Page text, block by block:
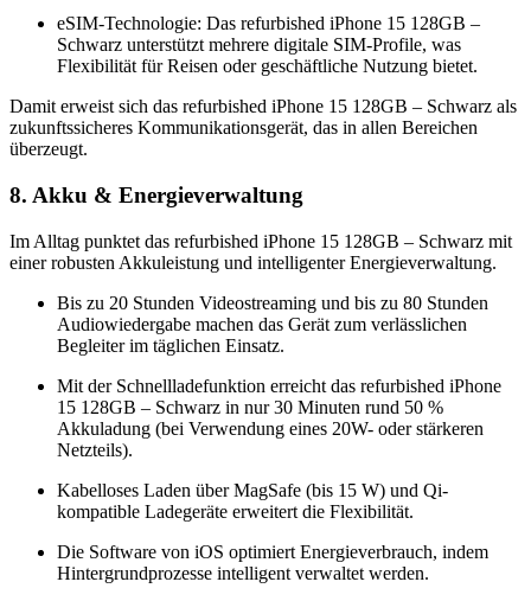
eSIM-Technologie: Das refurbished iPhone 15 128GB –
Schwarz unterstützt mehrere digitale SIM-Profile, was
Flexibilität für Reisen oder geschäftliche Nutzung bietet.
Damit erweist sich das refurbished iPhone 15 128GB – Schwarz als
zukunftssicheres Kommunikationsgerät, das in allen Bereichen
überzeugt.
8. Akku & Energieverwaltung
Im Alltag punktet das refurbished iPhone 15 128GB – Schwarz mit
einer robusten Akkuleistung und intelligenter Energieverwaltung.
Bis zu 20 Stunden Videostreaming und bis zu 80 Stunden
Audiowiedergabe machen das Gerät zum verlässlichen
Begleiter im täglichen Einsatz.
Mit der Schnellladefunktion erreicht das refurbished iPhone
15 128GB – Schwarz in nur 30 Minuten rund 50 %
Akkuladung (bei Verwendung eines 20W- oder stärkeren
Netzteils).
Kabelloses Laden über MagSafe (bis 15 W) und Qi-
kompatible Ladegeräte erweitert die Flexibilität.
Die Software von iOS optimiert Energieverbrauch, indem
Hintergrundprozesse intelligent verwaltet werden.